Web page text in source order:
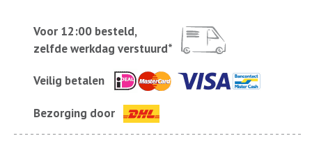
Voor 12:00 besteld,
zelfde werkdag verstuurd*
Veilig betalen
Bezorging door